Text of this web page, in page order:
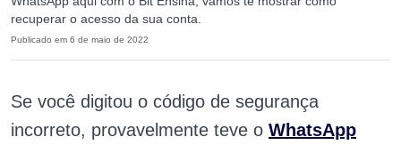
recuperar o acesso da sua conta.
Publicado em 6 de maio de 2022
Se você digitou o código de segurança
incorreto, provavelmente teve o WhatsApp